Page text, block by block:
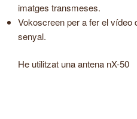
imatges transmeses.
Vokoscreen per a fer el vídeo
senyal.
He utilitzat una antena nX-50